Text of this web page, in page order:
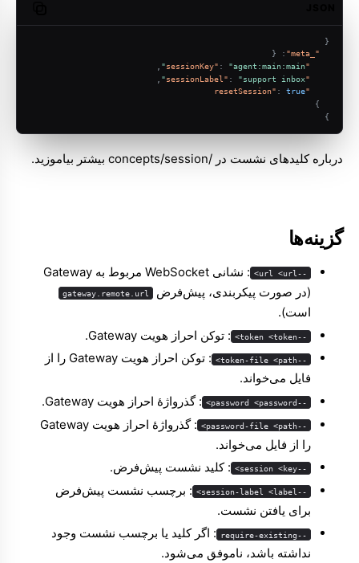
{
"_meta"
:
{
"sessionKey"
: "agent:main:main"
"sessionLabel"
: "support inbox"
"resetSession"
:
true
}
}
درباره کلیدهای نشست در /concepts/session بیشتر بیاموزید.
گزینه‌ها
--url <url>
: نشانی WebSocket مربوط به Gateway
(در صورت پیکربندی، پیش‌فرض
gateway.remote.url
است).
--token <token> : توکن احراز هویت Gateway.
--token-file <path>
: توکن احراز هویت Gateway را از
فایل می‌خواند.
--password <password> : گذرواژهٔ احراز هویت Gateway.
--password-file <path>
: گذرواژهٔ احراز هویت Gateway
را از فایل می‌خواند.
--session <key> : کلید نشست پیش‌فرض.
--session-label <label>
: برچسب نشست پیش‌فرض
برای یافتن نشست.
--require-existing
: اگر کلید یا برچسب نشست وجود
نداشته باشد، ناموفق می‌شود.